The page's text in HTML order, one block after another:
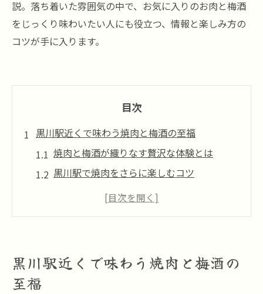
説。落ち着いた雰囲気の中で、お気に入りのお肉と梅酒
をじっくり味わいたい人にも役立つ、情報と楽しみ方の
コツが手に入ります。
目次
黒川駅近くで味わう焼肉と梅酒の至福
焼肉と梅酒が織りなす贅沢な体験とは
黒川駅で焼肉をさらに楽しむコツ
梅酒と焼肉の相性を徹底解説します
焼肉の旨みを引き立てる梅酒の選び方
黒川駅近くで味わう焼肉と梅酒の
至福